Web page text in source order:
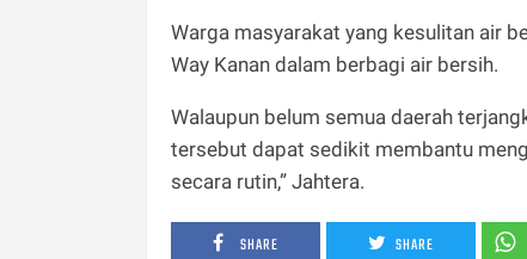
Warga masyarakat yang kesulitan air
Way Kanan dalam berbagi air bersih.
Walaupun belum semua daerah
tersebut dapat sedikit membantu
secara rutin,” Jahtera.
SHARE SHARE